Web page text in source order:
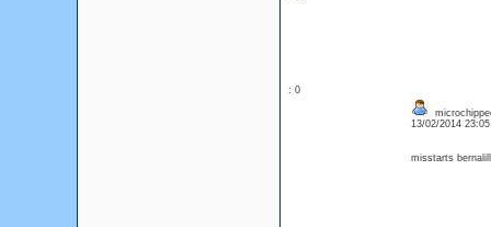
: 0
13/02/2014
misstarts